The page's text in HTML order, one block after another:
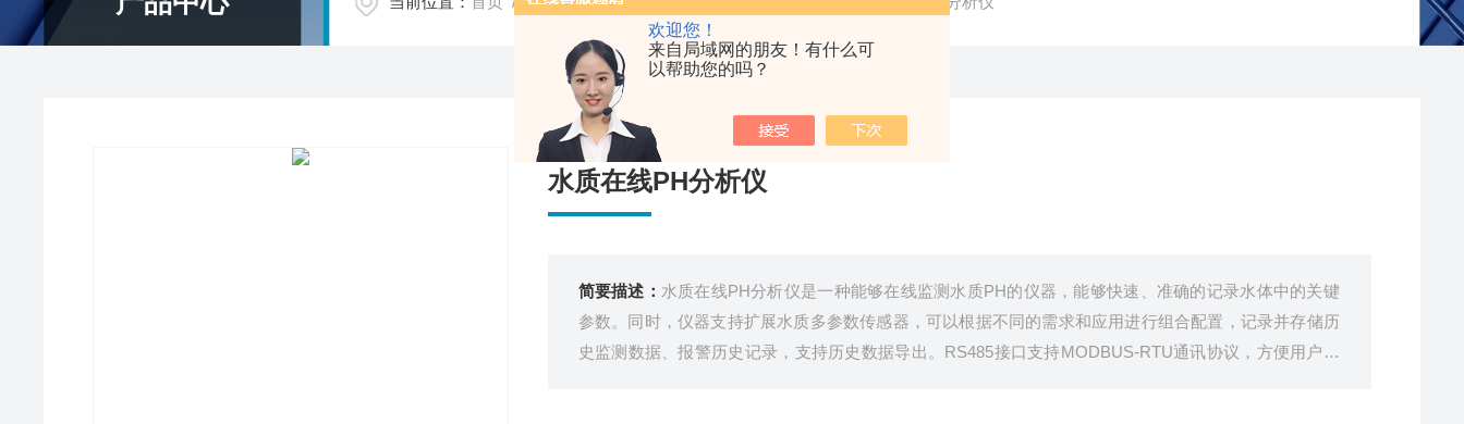
欢迎您！
来自局域网的朋友！有什么可
以帮助您的吗？
水质在线PH分析仪
简要描述： 水质在线PH分析仪是一种能够在线监测水质PH的仪器，能够快速、准确的记录水体中的关键
参数。同时，仪器支持扩展水质多参数传感器，可以根据不同的需求和应用进行组合配置，记录并存储历
史监测数据、报警历史记录，支持历史数据导出。RS485接口支持MODBUS-RTU通讯协议，方便用户自